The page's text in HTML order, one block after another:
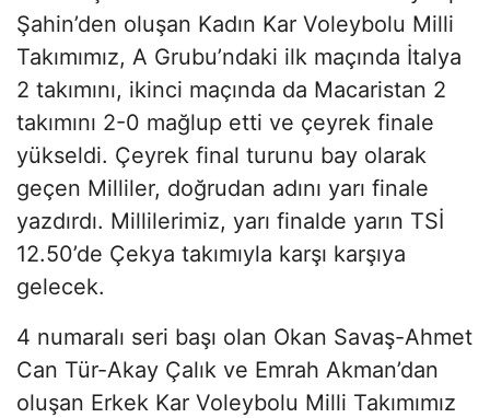
Şahin’den oluşan Kadın Kar Voleybolu Milli
Takımımız, A Grubu’ndaki ilk maçında İtalya
2 takımını, ikinci maçında da Macaristan 2
takımını 2-0 mağlup etti ve çeyrek finale
yükseldi. Çeyrek final turunu bay olarak
geçen Milliler, doğrudan adını yarı finale
yazdırdı. Millilerimiz, yarı finalde yarın TSİ
12.50’de Çekya takımıyla karşı karşıya
gelecek.
4 numaralı seri başı olan Okan Savaş-Ahmet
Can Tür-Akay Çalık ve Emrah Akman’dan
oluşan Erkek Kar Voleybolu Milli Takımımız